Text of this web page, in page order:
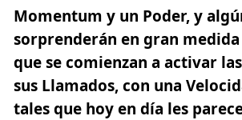
Momentum y un Poder, y
sorprenderán en gran
que se comienzan a activar
sus Llamados, con una
tales que hoy en día les